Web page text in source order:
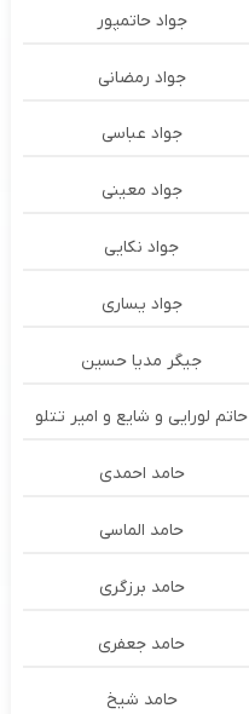
جواد حاتمپور
جواد رمضانی
جواد عباسی
جواد معینی
جواد نکایی
جواد یساری
جیگر مدیا حسین
حاتم لورایی و شایع و امیر تتلو
حامد احمدی
حامد الماسی
حامد برزگری
حامد جعفری
حامد شیخ